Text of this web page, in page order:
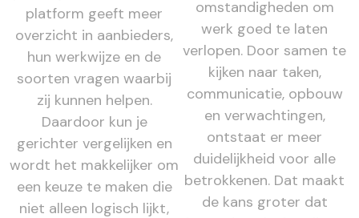
platform geeft meer
overzicht in aanbieders,
hun werkwijze en de
soorten vragen waarbij
zij kunnen helpen.
Daardoor kun je
gerichter vergelijken en
wordt het makkelijker om
een keuze te maken die
niet alleen logisch lijkt,
omstandigheden om
werk goed te laten
verlopen. Door samen te
kijken naar taken,
communicatie, opbouw
en verwachtingen,
ontstaat er meer
duidelijkheid voor alle
betrokkenen. Dat maakt
de kans groter dat